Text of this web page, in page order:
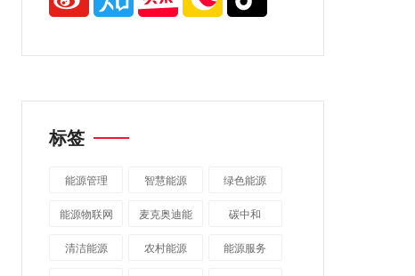
标签
能源管理 智慧能源 绿色能源
能源物联网 麦克奥迪能
源
碳中和
清洁能源 农村能源 能源服务